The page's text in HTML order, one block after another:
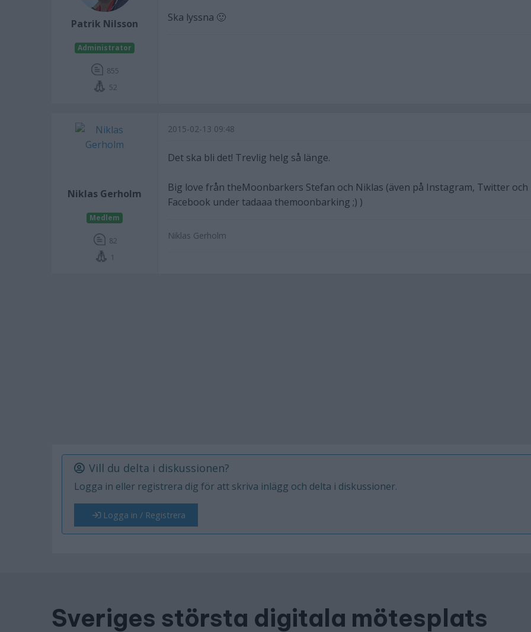
Patrik Nilsson
Administrator
855
52
Ska lyssna 🙂
Niklas Gerholm
Medlem
82
1
2015-02-13 09:48
Det ska bli det! Trevlig helg så länge.
Big love från theMoonbarkers Stefan och Niklas (även på Instagram, Twitter och
Facebook under tadaaa themoonbarking ;) )
Niklas Gerholm
Vill du delta i diskussionen?
Logga in eller registrera dig för att skriva inlägg och delta i diskussioner.
Logga in / Registrera
Sveriges största digitala mötesplats